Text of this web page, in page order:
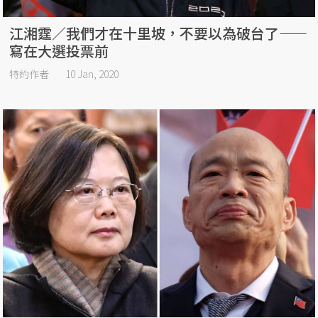
江湘霆／我們才在十里坡，不要以為破台了——
寫在大選投票前
特約作者 10 Jan, 2020